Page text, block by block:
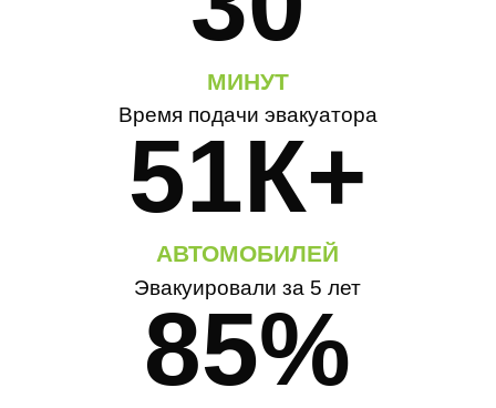
МИНУТ
Время подачи эвакуатора
51К+
АВТОМОБИЛЕЙ
Эвакуировали за 5 лет
85%